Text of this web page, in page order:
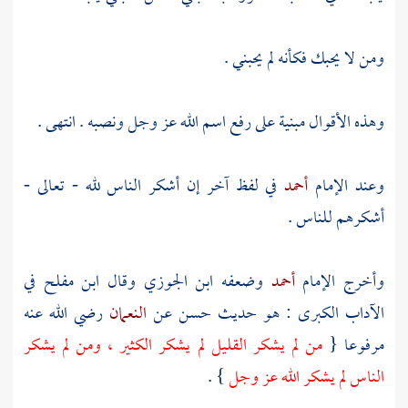
ومن لا يحبك فكأنه لم يحبني .
وهذه الأقوال مبنية على رفع اسم الله عز وجل ونصبه . انتهى .
وعند الإمام أحمد في لفظ آخر إن أشكر الناس لله - تعالى -
أشكرهم للناس .
وأخرج الإمامأحمد وضعفه ابن الجوزي وقال ابن مفلح في
الآداب الكبرى : هو حديث حسن عن النعمان رضي الله عنه
مرفوعا {من لم يشكر القليل لم يشكر الكثير ، ومن لم يشكر
الناس لم يشكر الله عز وجل} .